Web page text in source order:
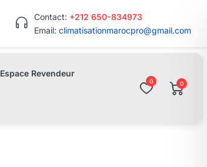
Contact: +212 650-834973
Email:climatisationmarocpro@gmail.com
Espace Revendeur
0 0